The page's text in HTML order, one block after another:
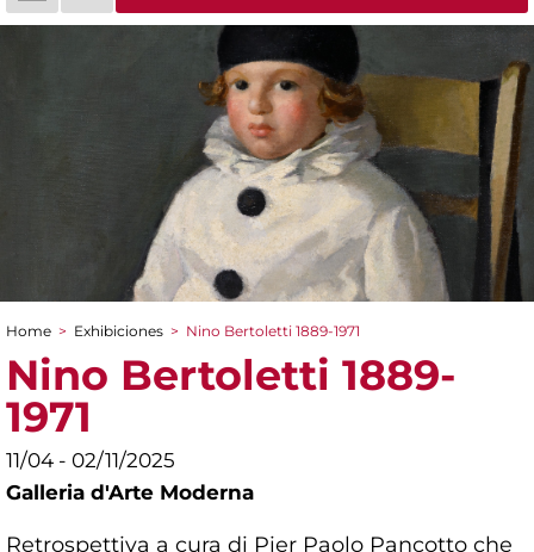
You are here
Home > Exhibiciones > Nino Bertoletti 1889-1971
Nino Bertoletti 1889-
1971
11/04 - 02/11/2025
Galleria d'Arte Moderna
Retrospettiva a cura di Pier Paolo Pancotto che